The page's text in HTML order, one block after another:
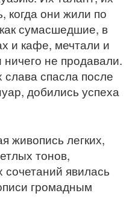
когда они жили по
сумасшедшие, в
и кафе, мечтали и
ничего не продавали.
спасла после
добились успеха
живопись легких,
тонов,
явилась
громадным